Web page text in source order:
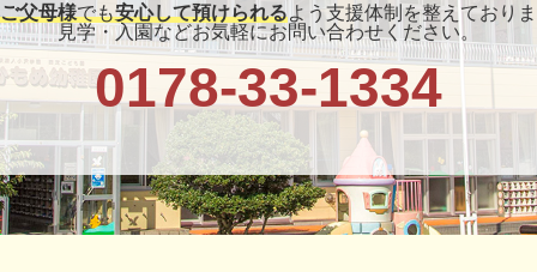
父母様でも安心して預けられるよう支援体制を整えており
見学・入園などお気軽にお問い合わせください。
0178-33-1334